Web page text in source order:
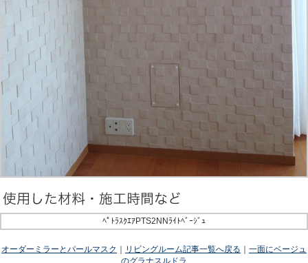
ﾍﾟﾄﾗｽｸｴｱPTS2NNﾗｲﾄﾍﾞｰｼﾞｭ
オーダーミラーとパールマスク リビングルーム記事一覧へ戻る
一面にベージュ